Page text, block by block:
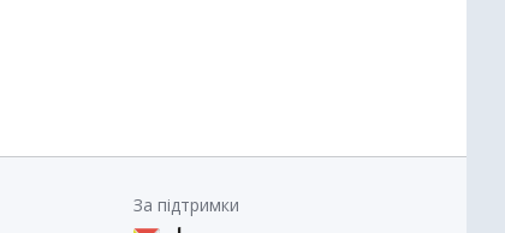
За підтримки